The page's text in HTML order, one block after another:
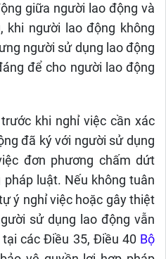
giữa người lao động và
khi người lao động không
người sử dụng lao động
để cho người lao động
khi nghỉ việc cần xác
đã ký với người sử dụng
đơn phương chấm dứt
luật. Nếu không tuân
ý nghỉ việc hoặc gây thiệt
sử dụng lao động vẫn
các Điều 35, Điều 40 Bộ